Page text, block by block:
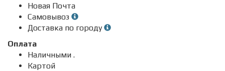
Новая Почта
Самовывоз
Доставка по городу
Оплата
Наличными .
Картой